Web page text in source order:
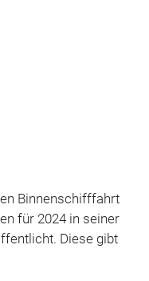
Binnenschifffahrt
für 2024 in seiner
Diese gibt